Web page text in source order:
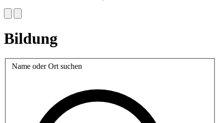
Bildung
Name oder Ort suchen